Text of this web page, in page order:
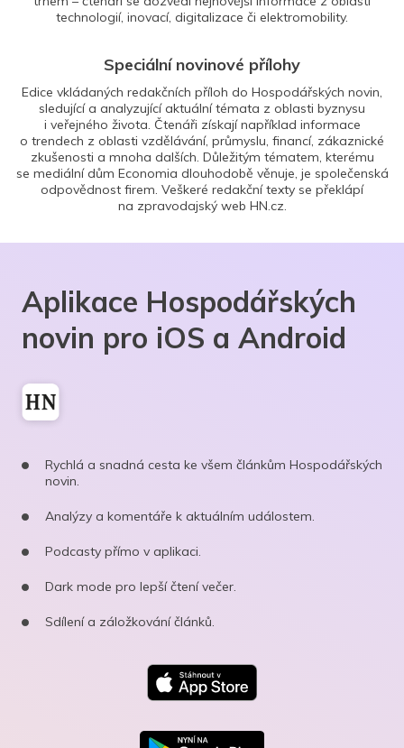
technologií, inovací, digitalizace či elektromobility.
Speciální novinové přílohy
Edice vkládaných redakčních příloh do Hospodářských novin,
sledující a analyzující aktuální témata z oblasti byznysu
i veřejného života. Čtenáři získají například informace
o trendech z oblasti vzdělávání, průmyslu, financí, zákaznické
zkušenosti a mnoha dalších. Důležitým tématem, kterému
se mediální dům Economia dlouhodobě věnuje, je společenská
odpovědnost firem. Veškeré redakční texty se překlápí
na zpravodajský web HN.cz.
Aplikace Hospodářských
novin pro iOS a Android
Rychlá a snadná cesta ke všem článkům Hospodářských
novin.
Analýzy a komentáře k aktuálním událostem.
Podcasty přímo v aplikaci.
Dark mode pro lepší čtení večer.
Sdílení a záložkování článků.